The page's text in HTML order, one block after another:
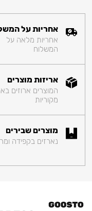
אחריות על
אחריות מלאה על
המשלוח
אריזות מוצרים
המוצרים ארוזים
מקוריות
מוצרים שבירים
נארזים בקפידה